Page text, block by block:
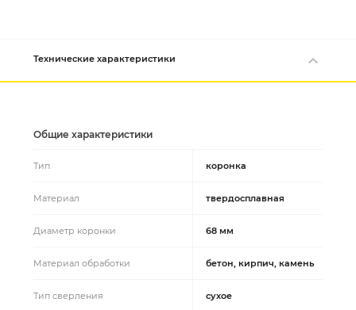
Технические характеристики
Общие характеристики
Тип коронка
Материал твердосплавная
Диаметр коронки 68 мм
Материал обработки бетон, кирпич, камень
Тип сверления сухое